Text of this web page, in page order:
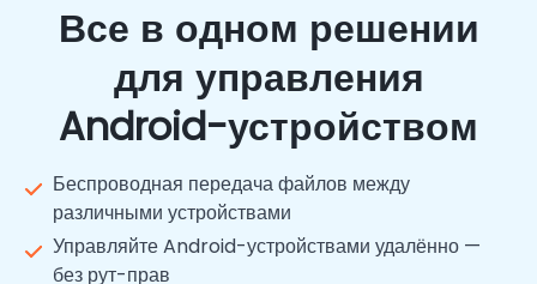
Все в одном решении
для управления
Android-устройством
Беспроводная передача файлов между
различными устройствами
Управляйте Android-устройствами удалённо —
без рут-прав